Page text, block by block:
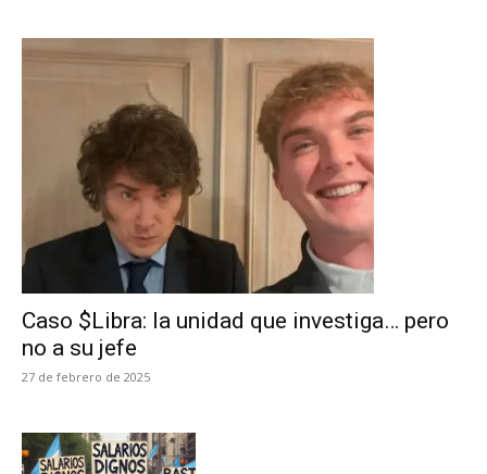
Caso $Libra: la unidad que investiga… pero
no a su jefe
27 de febrero de 2025